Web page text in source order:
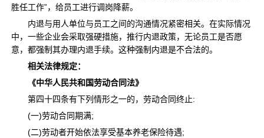
胜任工作”，给员工进行调岗降薪。
内退与用人单位与员工之间的沟通情况紧密相关。在实际情况
中，一些企业会采取强硬措施，推行内退政策，无论员工是否愿
意，都强制其办理内退手续。这种强制内退是不合法的。
相关法律规定：
《中华人民共和国劳动合同法》
第四十四条有下列情形之一的，劳动合同终止:
(一)劳动合同期满;
(二)劳动者开始依法享受基本养老保险待遇;